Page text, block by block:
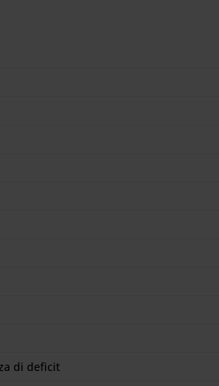
di deficit